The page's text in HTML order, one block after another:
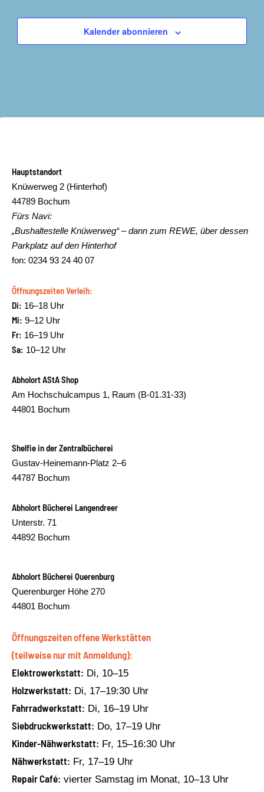
Kalender abonnieren
Hauptstandort
Knüwerweg 2 (Hinterhof)
44789 Bochum
Fürs Navi:
„Bushaltestelle Knüwerweg“ – dann zum REWE, über dessen
Parkplatz auf den Hinterhof
fon: 0234 93 24 40 07
Öffnungszeiten Verleih:
Di: 16–18 Uhr
Mi: 9–12 Uhr
Fr: 16–19 Uhr
Sa: 10–12 Uhr
Abholort AStA Shop
Am Hochschulcampus 1, Raum (B-01.31-33)
44801 Bochum
Shelfie in der Zentralbücherei
Gustav-Heinemann-Platz 2–6
44787 Bochum
Abholort Bücherei Langendreer
Unterstr. 71
44892 Bochum
Abholort Bücherei Querenburg
Querenburger Höhe 270
44801 Bochum
Öffnungszeiten offene Werkstätten
(teilweise nur mit Anmeldung):
Elektrowerkstatt: Di, 10–15
Holzwerkstatt: Di, 17–19:30 Uhr
Fahrradwerkstatt: Di, 16–19 Uhr
Siebdruckwerkstatt: Do, 17–19 Uhr
Kinder-Nähwerkstatt: Fr, 15–16:30 Uhr
Nähwerkstatt: Fr, 17–19 Uhr
Repair Café: vierter Samstag im Monat, 10–13 Uhr